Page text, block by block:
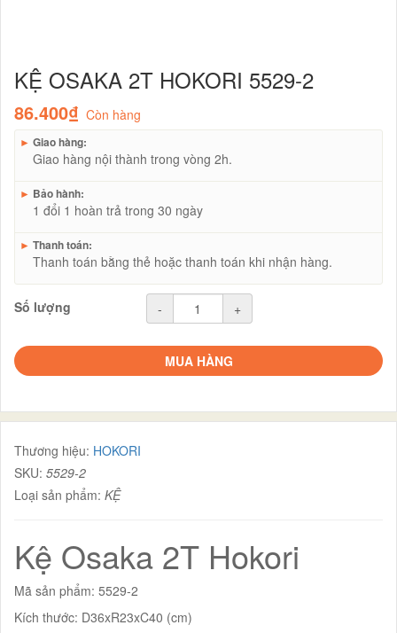
KỆ OSAKA 2T HOKORI 5529-2
86.400₫ Còn hàng
► Giao hàng:
Giao hàng nội thành trong vòng 2h.
► Bảo hành:
1 đổi 1 hoàn trả trong 30 ngày
► Thanh toán:
Thanh toán bằng thẻ hoặc thanh toán khi nhận hàng.
Số lượng - +
MUA HÀNG
Thương hiệu: HOKORI
SKU: 5529-2
Loại sản phẩm: KỆ
Kệ Osaka 2T Hokori
Mã sản phẩm: 5529-2
Kích thước: D36xR23xC40 (cm)